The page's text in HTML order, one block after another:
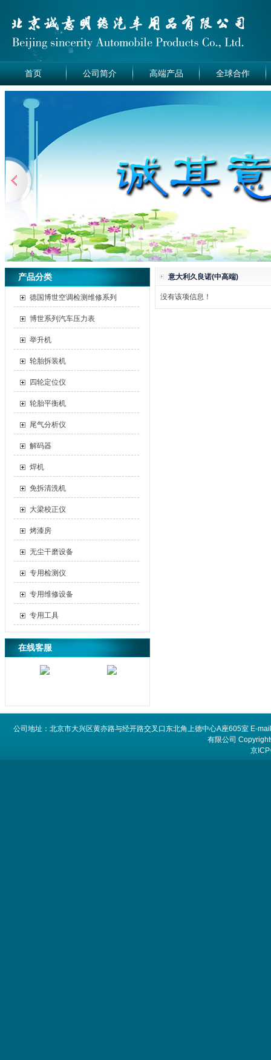
首页 公司简介 高端产品 全球合作
产品分类
德国博世空调检测维修系列
博世系列汽车压力表
举升机
轮胎拆装机
四轮定位仪
轮胎平衡机
尾气分析仪
解码器
焊机
免拆清洗机
大梁校正仪
烤漆房
无尘干磨设备
专用检测仪
专用维修设备
专用工具
在线客服
意大利久良诺(中高端)
没有该项信息！
公司地址：北京市大兴区黄亦路与经开路交叉口东北角上德中心A座605室 E-
有限公司
京